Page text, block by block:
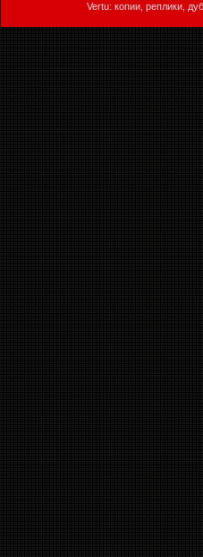
Vertu: копии, реплики,